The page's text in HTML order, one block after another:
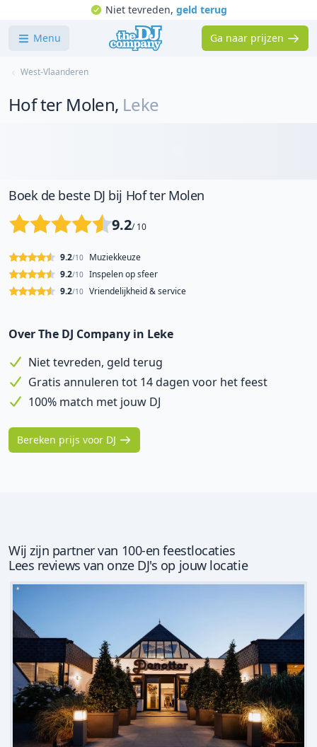
Niet tevreden, geld terug
Menu Ga naar prijzen
West-Vlaanderen
Hof ter Molen, Leke
Boek de beste DJ bij Hof ter Molen
9.2/ 10
Muziekkeuze
9.2/10
Inspelen op sfeer
9.2/10
Vriendelijkheid & service
9.2/10
Over The DJ Company in Leke
Niet tevreden, geld terug
Gratis annuleren tot 14 dagen voor het feest
100% match met jouw DJ
Bereken prijs voor DJ
Wij zijn partner van 100-en feestlocaties
Lees reviews van onze DJ's op jouw locatie